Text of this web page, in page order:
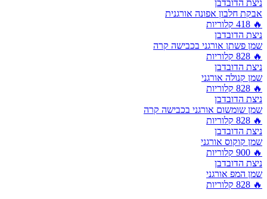
ניצת הדובדבן
אבקת חלבון אפונה אורגנית
🔥
418 קלוריות
ניצת הדובדבן
שמן פשתן אורגני בכבישה קרה
🔥
828 קלוריות
ניצת הדובדבן
שמן קנולה אורגני
🔥
828 קלוריות
ניצת הדובדבן
שמן שומשום אורגני בכבישה קרה
🔥
828 קלוריות
ניצת הדובדבן
שמן קוקוס אורגני
🔥
900 קלוריות
ניצת הדובדבן
שמן המפ אורגני
🔥
828 קלוריות